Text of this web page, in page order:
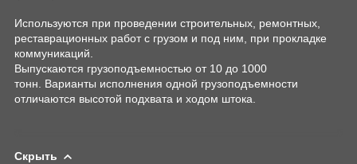
Используются при проведении строительных, ремонтных,
реставрационных работ с грузом и под ним, при прокладке
коммуникаций.
Выпускаются грузоподъемностью от 10 до 1000
тонн. Варианты исполнения одной грузоподъемности
отличаются высотой подхвата и ходом штока.
Скрыть